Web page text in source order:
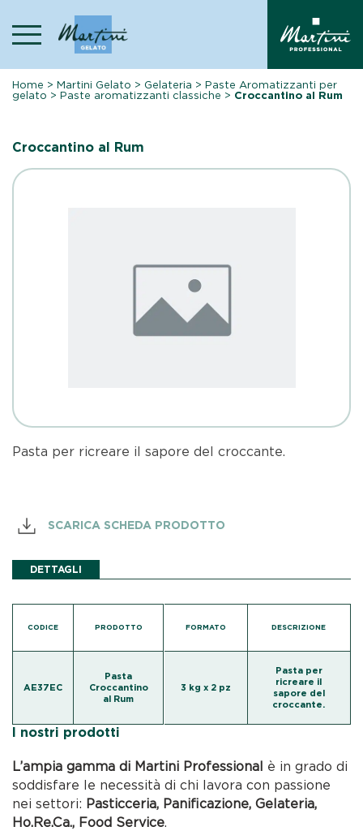
content
Home >Martini Gelato > Gelateria >Paste Aromatizzanti per
gelato >Paste aromatizzanti classiche > Croccantino al Rum
Croccantino al Rum
Pasta per ricreare il sapore del croccante.
SCARICA SCHEDA PRODOTTO
DETTAGLI
CODICE PRODOTTO
AE37EC
Pasta
Croccantino
al Rum
FORMATO DESCRIZIONE
3 kg x 2 pz
Pasta per
ricreare il
sapore del
croccante.
I nostri prodotti
L’ampia gamma di Martini Professional è in grado di
soddisfare le necessità di chi lavora con passione
nei settori: Pasticceria, Panificazione, Gelateria,
Ho.Re.Ca., Food Service.